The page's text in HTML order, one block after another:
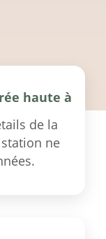
haute à
de la
ne